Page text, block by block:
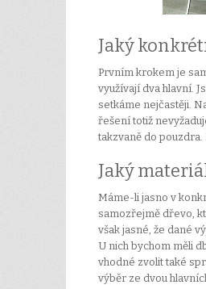
Jaký
Prvním krokem je
využívají dva hlavní.
setkáme nejčastěji.
řešení totiž
takzvaně do
Jaký
Máme-li jasno v
samozřejmě dřevo,
však jasné, že dané
U nich bychom měli
vhodné zvolit také
výběr ze dvou